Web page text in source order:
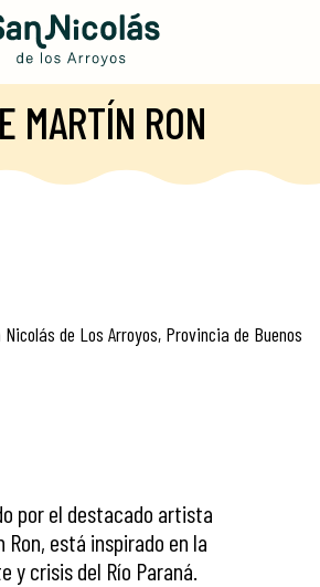
MARTÍN RON
de Los Arroyos, Provincia de Buenos
por el destacado artista
está inspirado en la
y crisis del Río Paraná.